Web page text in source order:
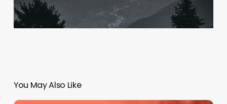
You May Also Like